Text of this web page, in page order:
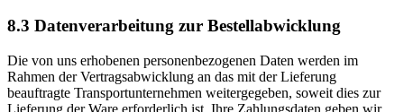
8.3 Datenverarbeitung zur Bestellabwicklung
Die von uns erhobenen personenbezogenen Daten werden im
Rahmen der Vertragsabwicklung an das mit der Lieferung
beauftragte Transportunternehmen weitergegeben, soweit dies zur
Lieferung der Ware erforderlich ist. Ihre Zahlungsdaten geben wir